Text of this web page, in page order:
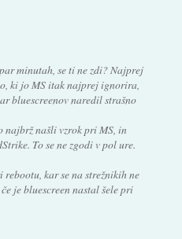
minutah, se ti ne zdi? Najprej
ki jo MS itak najprej ignorira,
bluescreenov naredil strašno
najbrž našli vzrok pri MS, in
To se ne zgodi v pol ure.
kar se na strežnikih ne
je bluescreen nastal šele pri